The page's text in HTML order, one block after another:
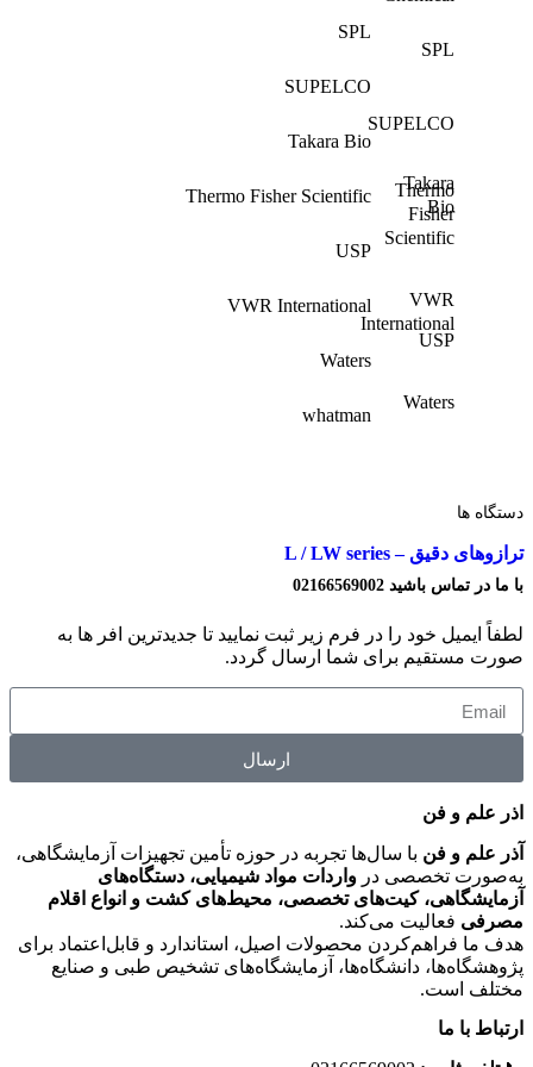
SPL
SPL
SUPELCO
SUPELCO
Takara
Bio
Takara Bio
Thermo
Fisher
Scientific
Thermo Fisher Scientific
USP
USP
VWR
International
VWR International
Waters
Waters
whatman
دستگاه ها
ترازوهای دقیق – L / LW series
با ما در تماس باشید 02166569002
لطفاً ایمیل خود را در فرم زیر ثبت نمایید تا جدیدترین افر ها به‌
صورت مستقیم برای شما ارسال گردد.
ارسال
اذر علم و فن
آذر علم و فن با سال‌ها تجربه در حوزه تأمین تجهیزات آزمایشگاهی،
به‌صورت تخصصی در واردات مواد شیمیایی، دستگاه‌های
آزمایشگاهی، کیت‌های تخصصی، محیط‌های کشت و انواع اقلام
مصرفی فعالیت می‌کند.
هدف ما فراهم‌کردن محصولات اصیل، استاندارد و قابل‌اعتماد برای
پژوهشگاه‌ها، دانشگاه‌ها، آزمایشگاه‌های تشخیص طبی و صنایع
مختلف است.
ارتباط با ما